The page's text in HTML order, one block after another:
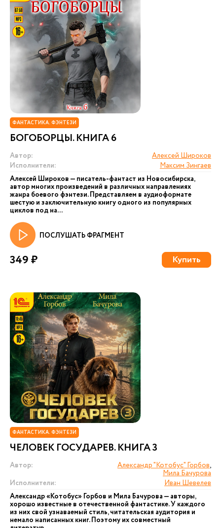
ФАНТАСТИКА. ФЭНТЕЗИ
БОГОБОРЦЫ. КНИГА 6
Автор:
Алексей Широков
Исполнители:
Максим Зингаев
Алексей Широков — писатель-фантаст из Новосибирска,
автор многих произведений в различных направлениях
жанра боевого фэнтези. Представляем в аудиоформате
шестую и заключительную книгу одного из популярных
циклов под на...
ПОСЛУШАТЬ ФРАГМЕНТ
349 ₽ Купить
ФАНТАСТИКА. ФЭНТЕЗИ
ЧЕЛОВЕК ГОСУДАРЕВ. КНИГА 3
Автор: Александр "Котобус" Горбов,
Мила Бачурова
Исполнители:
Иван Шевелев
Александр «Котобус» Горбов и Мила Бачурова — авторы,
хорошо известные в отечественной фантастике. У каждого
из них свой узнаваемый стиль, читательская аудитория и
немало написанных книг. Поэтому их совместный